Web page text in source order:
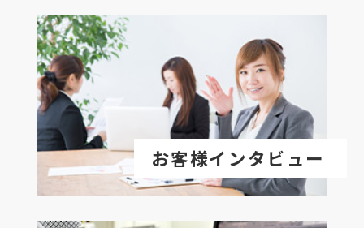
お客様インタビュー